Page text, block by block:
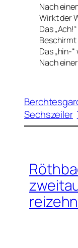
Nach
Wirkt der
Das
Beschirmt
Das „hin-
Nach
Sechszeiler